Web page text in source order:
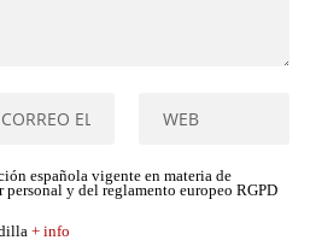
española vigente en materia de
personal y del reglamento europeo RGPD
+ info